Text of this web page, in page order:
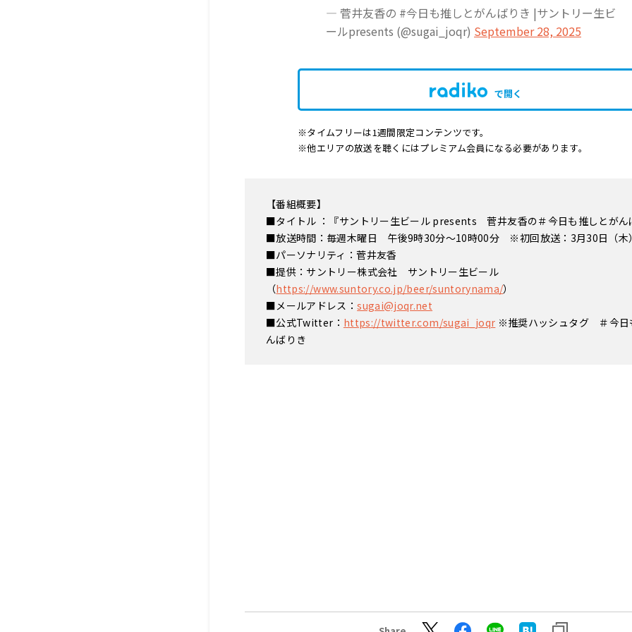
— 菅井友香の #今日も推しとがんばりき |サントリー生ビ
ールpresents (@sugai_joqr) September 28, 2025
で開く
※タイムフリーは1週間限定コンテンツです。
※他エリアの放送を聴くにはプレミアム会員になる必要があります。
【番組概要】
■タイトル ：『サントリー生ビール presents 菅井友香の＃今日も推しとがん
■放送時間：毎週木曜日 午後9時30分～10時00分 ※初回放送：3月30日（木）
■パーソナリティ：菅井友香
■提供：サントリー株式会社 サントリー生ビール
（https://www.suntory.co.jp/beer/suntorynama/）
■メールアドレス：sugai@joqr.net
■公式Twitter： https://twitter.com/sugai_joqr ※推奨ハッシュタグ ＃今日
んばりき